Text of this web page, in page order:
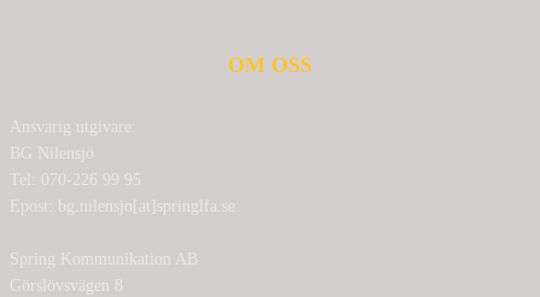
OM OSS
Ansvarig utgivare:
BG Nilensjö
Tel: 070-226 99 95
Epost: bg.nilensjo[at]springlfa.se
Spring Kommunikation AB
Görslövsvägen 8